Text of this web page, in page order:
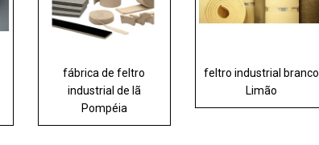
fábrica de feltro
industrial de lã
Pompéia
feltro industrial branco
Limão